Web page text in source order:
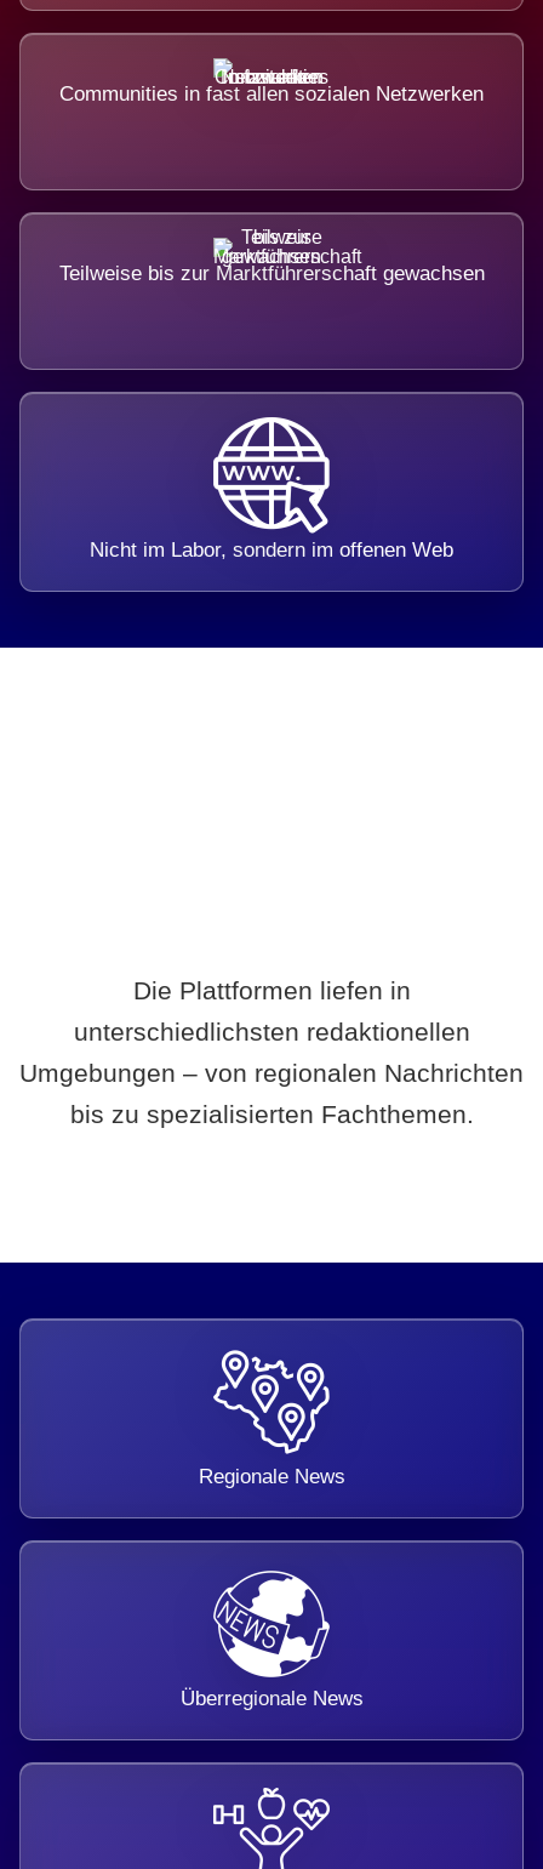
Communities in fast allen sozialen Netzwerken
Teilweise bis zur Marktführerschaft gewachsen
Nicht im Labor, sondern im offenen Web
Die Plattformen liefen in
unterschiedlichsten redaktionellen
Umgebungen – von regionalen Nachrichten
bis zu spezialisierten Fachthemen.
Regionale News
Überregionale News